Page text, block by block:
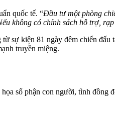
quốc tế. “Đầu tư một phòng
không có chính sách hỗ trợ,
sự kiện 81 ngày đêm chiến
truyền miệng.
số phận con người, tình đồng